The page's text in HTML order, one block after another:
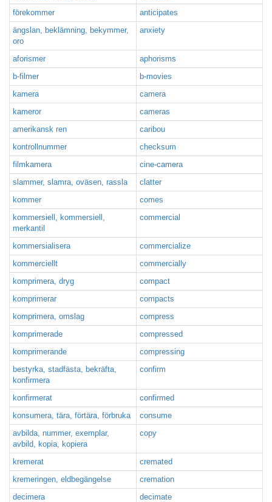
förekommer
anticipates
ängslan, beklämning, bekymmer,
oro
anxiety
aforismer
aphorisms
b-filmer
b-movies
kamera
camera
kameror
cameras
amerikansk ren
caribou
kontrollnummer
checksum
filmkamera
cine-camera
slammer, slamra, oväsen, rassla
clatter
kommer
comes
kommersiell, kommersiell,
merkantil
commercial
kommersialisera
commercialize
kommerciellt
commercially
komprimera, dryg
compact
komprimerar
compacts
komprimera, omslag
compress
komprimerade
compressed
komprimerande
compressing
bestyrka, stadfästa, bekräfta,
konfirmera
confirm
konfirmerat
confirmed
konsumera, tära, förtära, förbruka
consume
avbilda, nummer, exemplar,
avbild, kopia, kopiera
copy
kremerat
cremated
kremeringen, eldbegängelse
cremation
decimera
decimate